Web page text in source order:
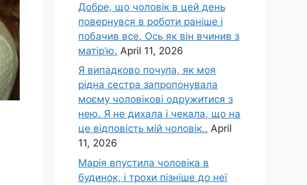
Добре, що чоловік в цей день
повернувся в роботи раніше і
побачив все. Ось як він вчинив з
матір’ю. April 11, 2026
Я випадково почула, як моя
рідна сестра запропонувала
моєму чоловікові одружитися з
нею. Я не дихала і чекала, що на
це відповість мій чоловік.. April
11, 2026
Марія впустила чоловіка в
будинок, і трохи пізніше до неї